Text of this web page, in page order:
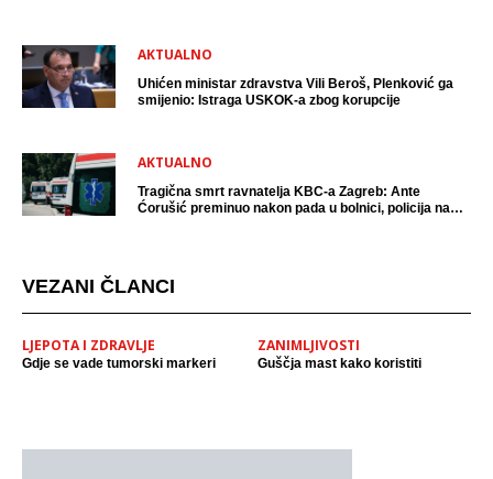
AKTUALNO
Uhićen ministar zdravstva Vili Beroš, Plenković ga
smijenio: Istraga USKOK-a zbog korupcije
AKTUALNO
Tragična smrt ravnatelja KBC-a Zagreb: Ante
Ćorušić preminuo nakon pada u bolnici, policija na
VEZANI ČLANCI
LJEPOTA I ZDRAVLJE
Gdje se vade tumorski markeri
ZANIMLJIVOSTI
Guščja mast kako koristiti